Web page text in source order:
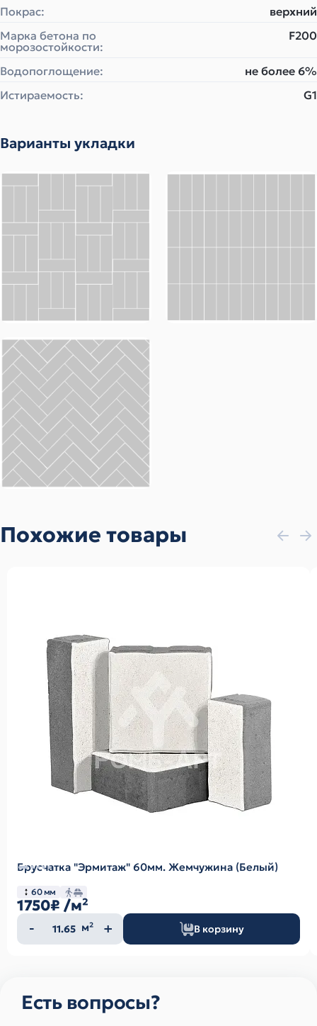
Покрас:
верхний
Марка бетона по
морозостойкости:
F200
Водопоглощение:
не более 6%
Истираемость:
G1
Варианты укладки
Похожие товары
Брусчатка "Эрмитаж" 60мм. Жемчужина (Белый)
60 мм
1750₽ /м²
Количество
товара
м² В корзину
Есть вопросы?